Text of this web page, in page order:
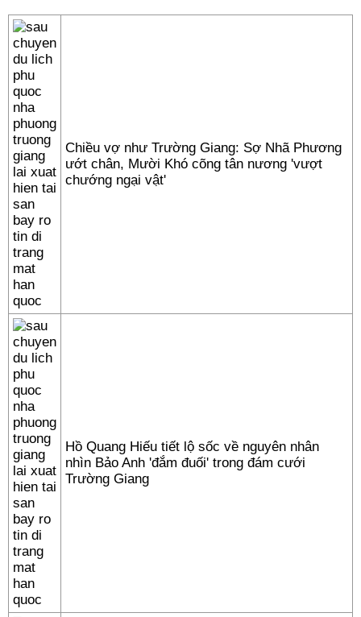
Chiều vợ như Trường Giang: Sợ Nhã Phương
ướt chân, Mười Khó cõng tân nương 'vượt
chướng ngại vật'
Hồ Quang Hiếu tiết lộ sốc về nguyên nhân
nhìn Bảo Anh 'đắm đuối' trong đám cưới
Trường Giang